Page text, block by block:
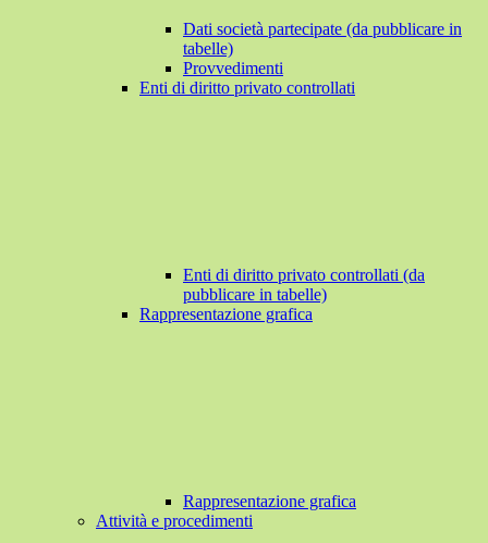
Dati società partecipate (da pubblicare in
tabelle)
Provvedimenti
Enti di diritto privato controllati
Enti di diritto privato controllati (da
pubblicare in tabelle)
Rappresentazione grafica
Rappresentazione grafica
Attività e procedimenti